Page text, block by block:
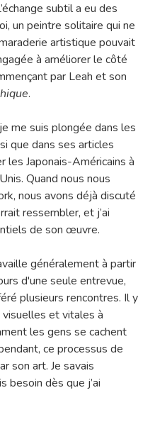
subtil a eu des
un peintre solitaire qui ne
artistique pouvait
à améliorer le côté
par Leah et son
.
me suis plongée dans les
que dans ses articles
les Japonais-Américains à
Quand nous nous
nous avons déjà discuté
ressembler, et j’ai
de son œuvre.
généralement à partir
d'une seule entrevue,
plusieurs rencontres. Il y
et vitales à
les gens se cachent
ce processus de
son art. Je savais
besoin dès que j’ai